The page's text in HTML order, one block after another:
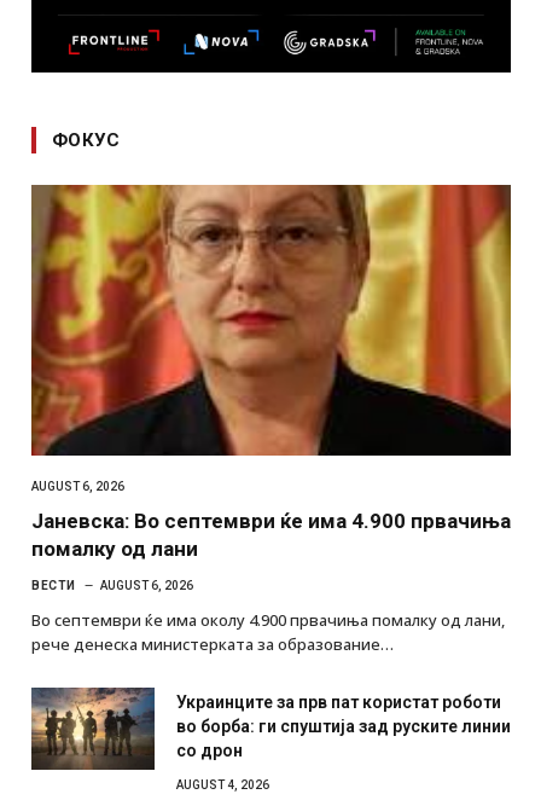
ФОКУС
AUGUST 6, 2026
Јаневска: Во септември ќе има 4.900 првачиња
помалку од лани
ВЕСТИ AUGUST 6, 2026
Во септември ќе има околу 4.900 првачиња помалку од лани,
рече денеска министерката за образование…
Украинците за прв пат користат роботи
во борба: ги спуштија зад руските линии
со дрон
AUGUST 4, 2026